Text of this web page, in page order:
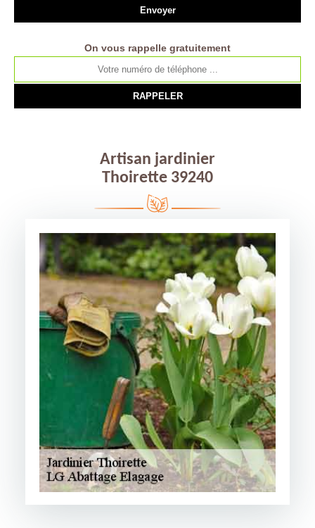
On vous rappelle gratuitement
Artisan jardinier
Thoirette 39240